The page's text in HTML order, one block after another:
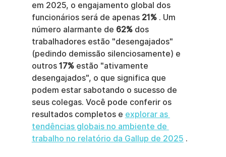
em 2025, o engajamento global dos
funcionários será de apenas 21% . Um
número alarmante de 62% dos
trabalhadores estão "desengajados"
(pedindo demissão silenciosamente) e
outros 17% estão "ativamente
desengajados", o que significa que
podem estar sabotando o sucesso de
seus colegas. Você pode conferir os
resultados completos e explorar as
tendências globais no ambiente de
trabalho no relatório da Gallup de 2025 .